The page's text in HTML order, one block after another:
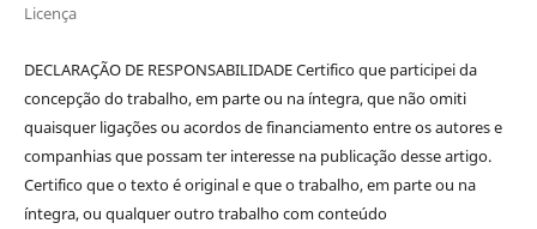
Licença
DECLARAÇÃO DE RESPONSABILIDADE Certifico que participei da
concepção do trabalho, em parte ou na íntegra, que não omiti
quaisquer ligações ou acordos de financiamento entre os autores e
companhias que possam ter interesse na publicação desse artigo.
Certifico que o texto é original e que o trabalho, em parte ou na
íntegra, ou qualquer outro trabalho com conteúdo